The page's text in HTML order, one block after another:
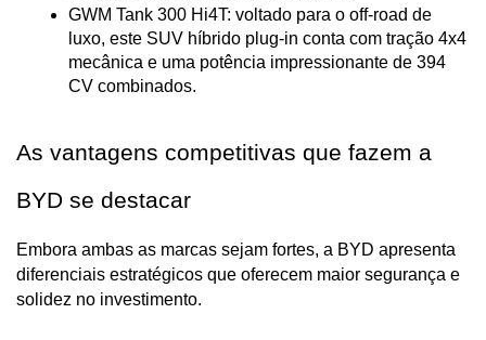
GWM Tank 300 Hi4T: voltado para o off-road de
luxo, este SUV híbrido plug-in conta com tração 4x4
mecânica e uma potência impressionante de 394
CV combinados.
As vantagens competitivas que fazem a
BYD se destacar
Embora ambas as marcas sejam fortes, a BYD apresenta
diferenciais estratégicos que oferecem maior segurança e
solidez no investimento.